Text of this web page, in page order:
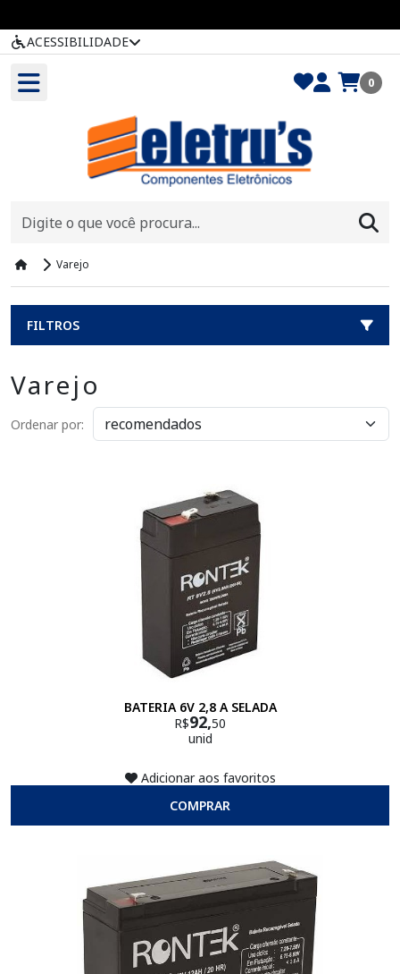
ACESSIBILIDADE
0
Varejo
FILTROS
Varejo
Ordenar por:
BATERIA 6V 2,8 A SELADA
R$92,50
unid
Adicionar aos favoritos
COMPRAR